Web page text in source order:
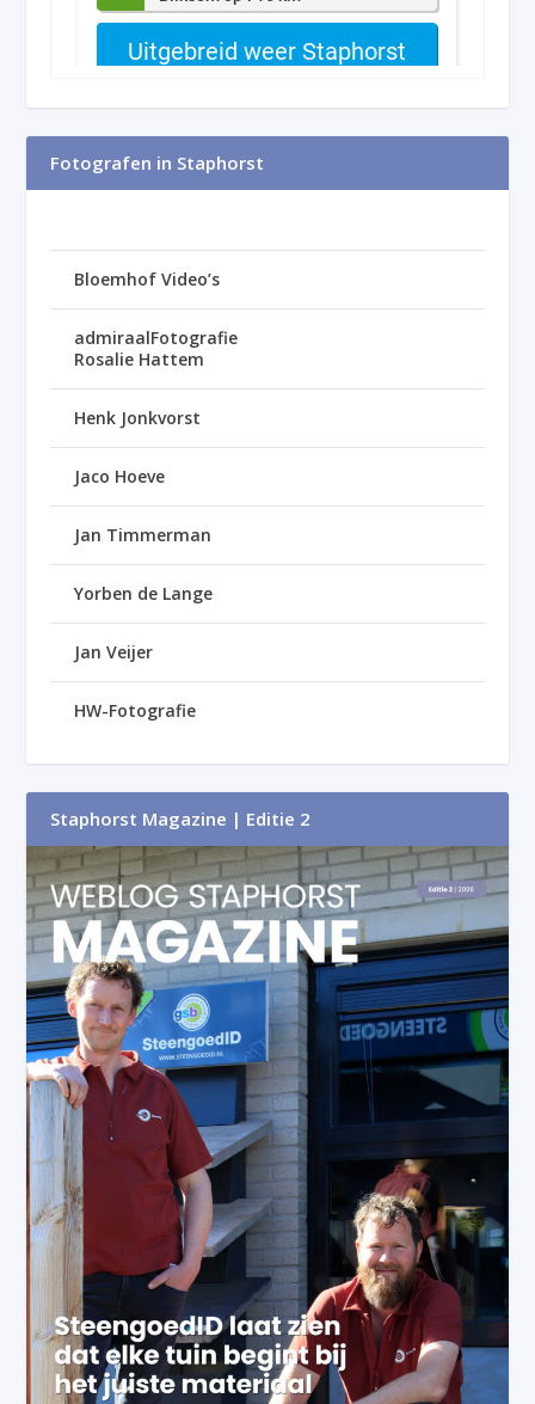
Fotografen in Staphorst
Bloemhof Video’s
admiraalFotografie
Rosalie Hattem
Henk Jonkvorst
Jaco Hoeve
Jan Timmerman
Yorben de Lange
Jan Veijer
HW-Fotografie
Staphorst Magazine | Editie 2